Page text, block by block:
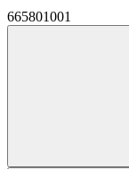
665801001